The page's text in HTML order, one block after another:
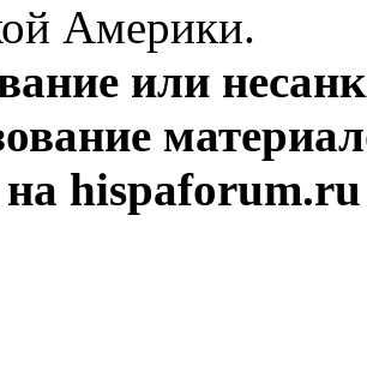
Америки.
или
hispaforum.ru